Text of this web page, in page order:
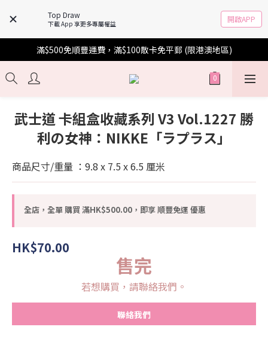
Top Draw
下載 App 享更多專屬權益 開啟APP
滿$500免順豐運費，滿$100散卡免平郵 (限港澳地區)
武士道 卡組盒收藏系列 V3 Vol.1227 勝
利の女神：NIKKE「ラプラス」
商品尺寸/重量 ：9.8 x 7.5 x 6.5 厘米
全店，全單 購買 滿HK$500.00，即享 順豐免運 優惠
HK$70.00
售完
若想購買，請聯絡我們。
聯絡我們